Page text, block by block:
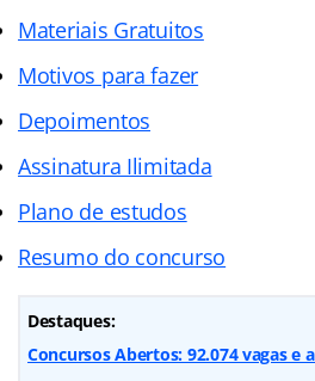
Materiais Gratuitos
Motivos para fazer
Depoimentos
Assinatura Ilimitada
Plano de estudos
Resumo do concurso
Destaques:
Concursos Abertos: 92.074 vagas e